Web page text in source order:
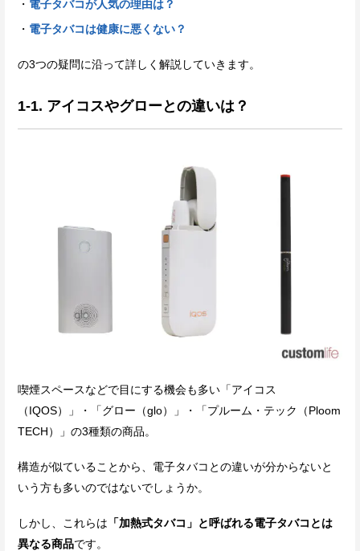
電子タバコが人気の理由は？
電子タバコは健康に悪くない？
の3つの疑問に沿って詳しく解説していきます。
1-1. アイコスやグローとの違いは？
喫煙スペースなどで目にする機会も多い「アイコス
（IQOS）」・「グロー（glo）」・「プルーム・テック（Ploom
TECH）」の3種類の商品。
構造が似ていることから、電子タバコとの違いが分からないと
いう方も多いのではないでしょうか。
しかし、これらは 「加熱式タバコ」と呼ばれる電子タバコとは
異なる商品です。